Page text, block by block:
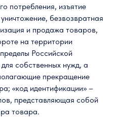
потребления, изъятие
безвозвратная
и продажа товаров,
на территории
Российской
собственных нужд, а
прекращение
«код идентификации» –
представляющая собой
товара.